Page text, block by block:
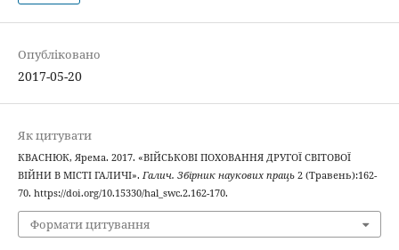
Опубліковано
2017-05-20
Як цитувати
КВАСНЮК, Ярема. 2017. «ВІЙСЬКОВІ ПОХОВАННЯ ДРУГОЇ СВІТОВОЇ
ВІЙНИ В МІСТІ ГАЛИЧІ». Галич. Збірник наукових праць2 (Травень):162-
70. https://doi.org/10.15330/hal_swc.2.162-170.
Формати цитування